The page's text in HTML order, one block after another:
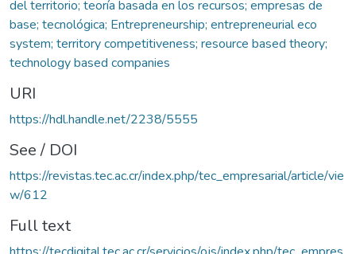
del territorio; teoría basada en los recursos; empresas de
base; tecnológica; Entrepreneurship; entrepreneurial eco
system; territory competitiveness; resource based theory;
technology based companies
URI
https://hdl.handle.net/2238/5555
See / DOI
https://revistas.tec.ac.cr/index.php/tec_empresarial/article/vie
w/612
Full text